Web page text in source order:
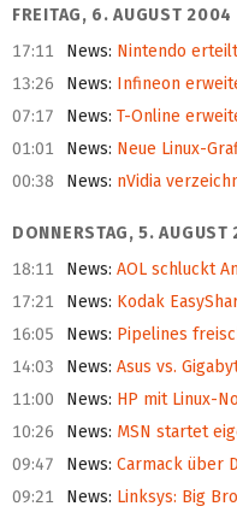
FREITAG, 6. AUGUST 2004
17:11
News: Nintendo
13:26 News: Infineon
07:17 News: T-Online
01:01 News: Neue Linux-
00:38 News: nVidia
DONNERSTAG, 5. AUGUST
18:11
News: AOL schluckt
17:21 News: Kodak
16:05 News: Pipelines
14:03 News: Asus vs.
11:00 News: HP mit Linux-
10:26 News: MSN startet
09:47 News: Carmack über
09:21 News: Linksys: Big